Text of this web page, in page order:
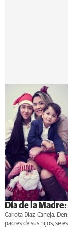
Día de la
Carlota Díaz-Caneja,
padres de sus hijos, se